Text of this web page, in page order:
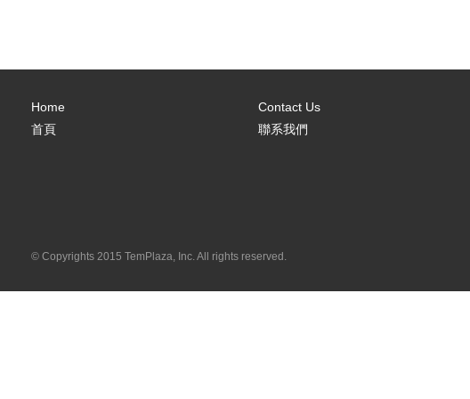
Home
首頁
Contact Us
聯系我們
© Copyrights 2015 TemPlaza, Inc. All rights reserved.